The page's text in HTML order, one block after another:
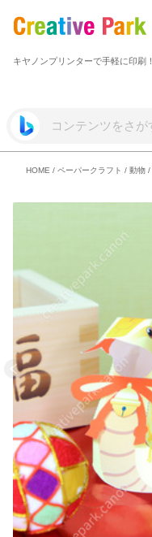
キヤノンプリンターで手軽に印刷！
HOME / ペーパークラフト / 動物 /